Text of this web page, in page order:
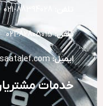
تلفن:82805015-021
ایمیل:
خدمات